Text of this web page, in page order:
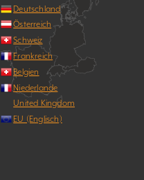
Deutschland
Österreich
Schweiz
Frankreich
Belgien
Niederlande
United Kingdom
EU (Englisch)